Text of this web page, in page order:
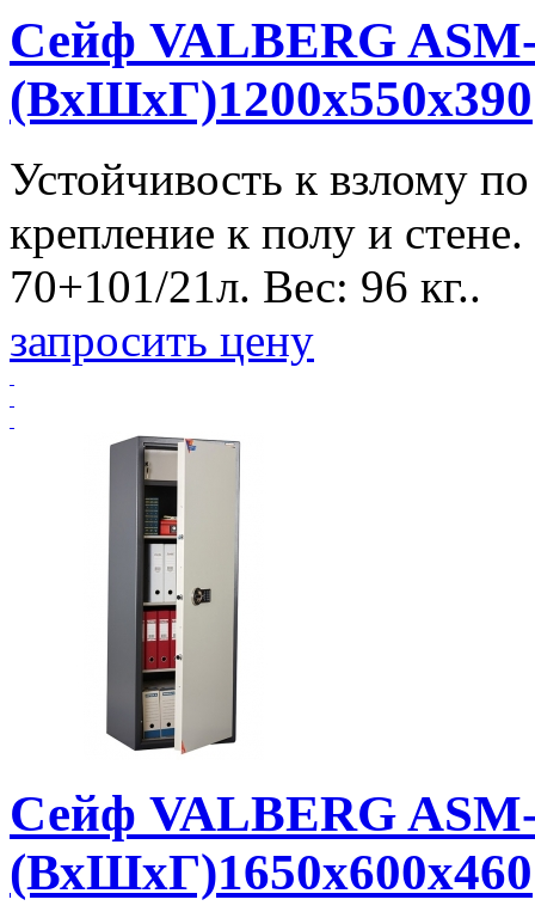
Сейф VALBERG
(ВхШхГ)1200x550x390
Устойчивость к взлому
крепление к полу и
70+101/21л. Вес: 96 кг..
запросить цену
Сейф VALBERG
(ВхШхГ)1650x600x460